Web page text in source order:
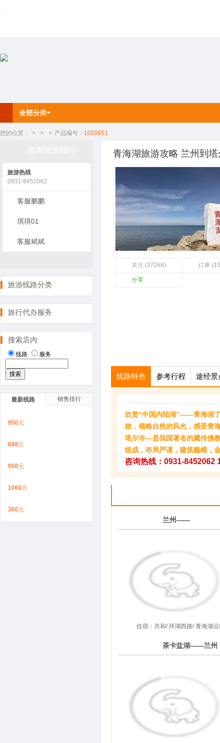
全部分类
您的位置： > > > 产品编号： 1020651
青海湖旅游攻略 兰州到
关注 (37268) 订单
分享
线路特色 参考行程 途经景
欣赏“中国内陆湖”——青海湖
旅，领略自然的风光，感受青
塔尔寺—是我国著名的藏传佛
组成，布局严谨，建筑巍峨，
咨询热线：0931-8452062
兰州——
住宿：共和/ 环湖西路/ 青海湖
茶卡盐湖——兰州
旅游热线
0931-8452062
客服鹏鹏
琪琪01
客服斌斌
旅游线路分类
旅行代办服务
搜索店内
线路 服务
最新线路 销售排行
950元
888元
950元
1060元
360元